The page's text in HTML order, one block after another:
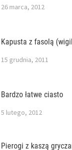
26 marca, 2012
Kapusta z fasolą
15 grudnia, 2011
Bardzo łatwe ciasto
5 lutego, 2012
Pierogi z kaszą